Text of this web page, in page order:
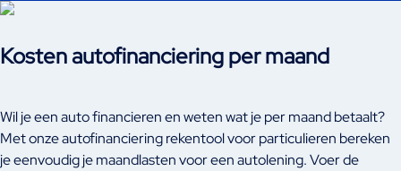
Kosten autofinanciering per maand
Wil je een auto financieren en weten wat je per maand betaalt?
Met onze autofinanciering rekentool voor particulieren bereken
je eenvoudig je maandlasten voor een autolening. Voer de